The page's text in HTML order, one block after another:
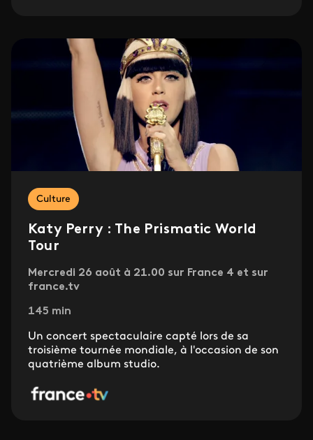
Culture
Katy Perry : The Prismatic World
Tour
Mercredi 26 août à 21.00 sur France 4 et sur
france.tv
145 min
Un concert spectaculaire capté lors de sa
troisième tournée mondiale, à l'occasion de son
quatrième album studio.